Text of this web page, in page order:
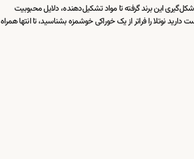
شکل‌گیری این برند گرفته تا مواد تشکیل‌دهنده، دلایل محبوبیت
نوتلا را فراتر از یک خوراکی خوشمزه بشناسید، تا انتها همراه